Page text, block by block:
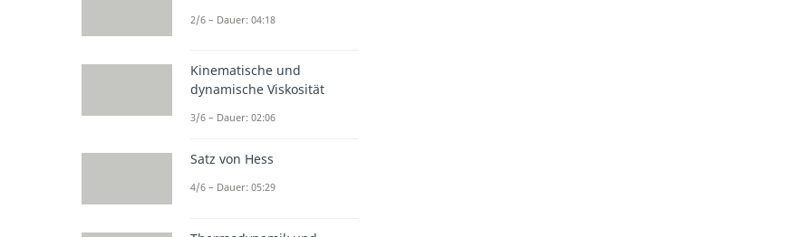
2/6 – Dauer: 04:18
Kinematische und
dynamische Viskosität
3/6 – Dauer: 02:06
Satz von Hess
4/6 – Dauer: 05:29